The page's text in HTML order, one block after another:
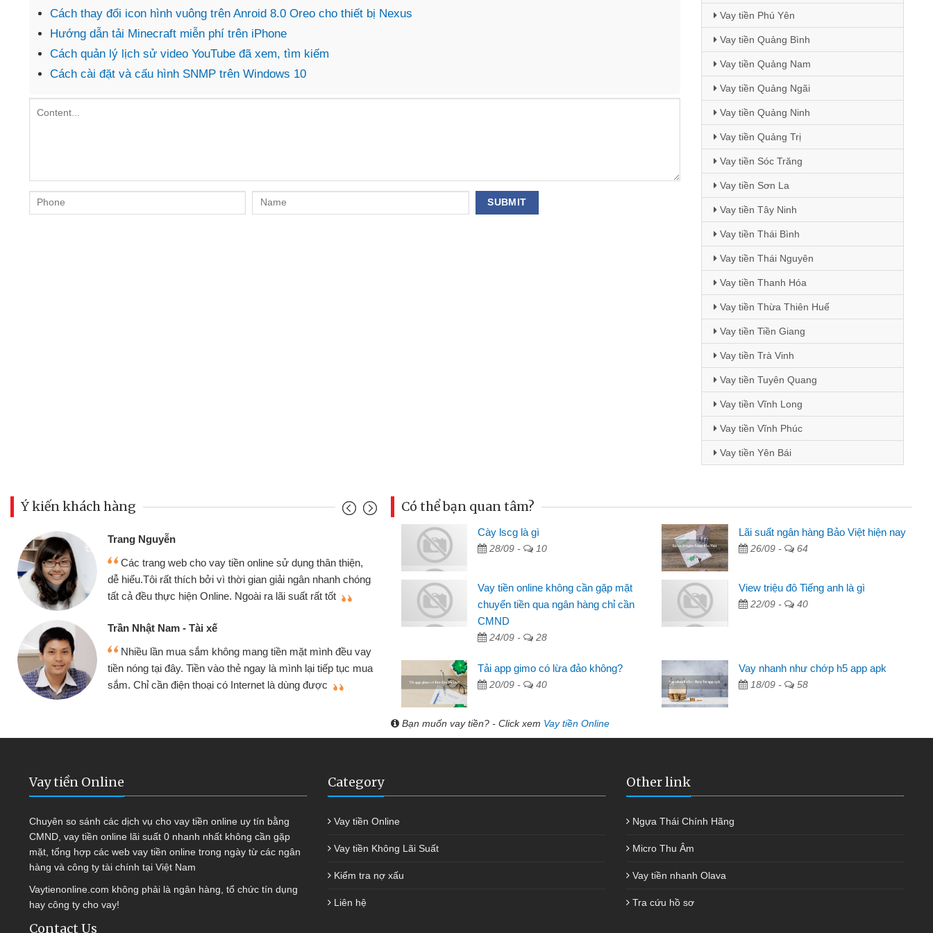
Cách thay đổi icon hình vuông trên Anroid 8.0 Oreo cho thiết bị Nexus
Hướng dẫn tải Minecraft miễn phí trên iPhone
Cách quản lý lịch sử video YouTube đã xem, tìm kiếm
Cách cài đặt và cấu hình SNMP trên Windows 10
Vay tiền Phú Yên
Vay tiền Quảng Bình
Vay tiền Quảng Nam
Vay tiền Quảng Ngãi
Vay tiền Quảng Ninh
Vay tiền Quảng Trị
Vay tiền Sóc Trăng
Vay tiền Sơn La
Vay tiền Tây Ninh
Vay tiền Thái Bình
Vay tiền Thái Nguyên
Vay tiền Thanh Hóa
Vay tiền Thừa Thiên Huế
Vay tiền Tiền Giang
Vay tiền Trà Vinh
Vay tiền Tuyên Quang
Vay tiền Vĩnh Long
Vay tiền Vĩnh Phúc
Vay tiền Yên Bái
Ý kiến khách hàng
tiền online sử dụng thân thiện,
thời gian giải ngân nhanh chóng
Ngoài ra lãi suất rất tốt
mang tiền mặt mình đều vay
thẻ ngay là mình lại tiếp tục mua
có Internet là dùng được
Mình cần tiền gấp nên định cầm cố chiếc xe wave
nhưng thật may đã có gói vay tiền bằng CMND online
không cần gặp mặt nên rất tiện lợi, sẽ giới thiệu cho bạn
Tôi kinh doanh buôn bán nhỏ lẻ nhiều lúc cần vốn nhập
hàng, nhờ biết đến website qua bạn bè giới thiệu tôi đã giải
quyết được công việc của mình nhanh chóng
Mai Lan - Sinh viên
Tôi biết đến thông qua quảng cáo trên facebook. Tôi là
sinh viên nên cần đóng tiền nhà, sinh nhật bạn bè, mà đọc
thấy thủ tục nhanh gọn nên tôi quyết định vay
Lâm Minh Chánh
cần có 2 triệu để giải quyết việc riêng, trong 1-2 ngày tôi trả
được thôi. Cảm ơn đã giúp tôi kịp thời và nhanh chóng
Có thể bạn quan tâm?
Cày lscg là gì
28/09 - 10
Lãi suất ngân hàng Bảo Việt hiện nay
26/09 - 64
Vay tiền online không cần gặp mặt
chuyển tiền qua ngân hàng chỉ cần
CMND
24/09 - 28
View triệu đô Tiếng anh là gì
22/09 - 40
Tải app gimo có lừa đảo không?
20/09 - 40
Vay nhanh như chớp h5 app apk
18/09 - 58
Bạn muốn vay tiền? - Click xem Vay tiền Online
Vay tiền Online
Chuyên so sánh các dịch vụ cho vay tiền online uy tín bằng
CMND, vay tiền online lãi suất 0 nhanh nhất không cần gặp
mặt, tổng hợp các web vay tiền online trong ngày từ các ngân
hàng và công ty tài chính tại Việt Nam
Vaytienonline.com không phải là ngân hàng, tổ chức tín dụng
hay công ty cho vay!
Contact Us
Category
Vay tiền Online
Vay tiền Không Lãi Suất
Kiểm tra nợ xấu
Liên hệ
Other link
Ngựa Thái Chính Hãng
Micro Thu Âm
Vay tiền nhanh Olava
Tra cứu hồ sơ